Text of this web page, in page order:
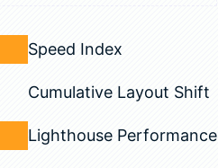
Speed Index
Cumulative Layout Shift
Lighthouse Performance